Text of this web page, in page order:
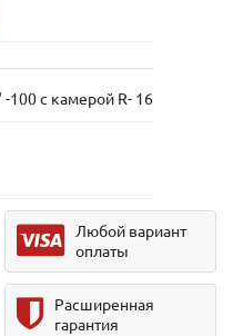
100 с камерой R- 16
Любой вариант
оплаты
Расширенная
гарантия